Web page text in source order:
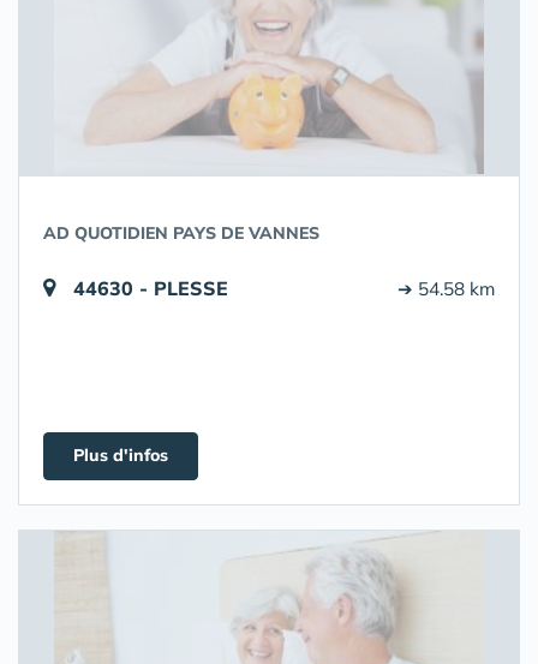
AD QUOTIDIEN PAYS DE VANNES
44630 - PLESSE ➔ 54.58 km
Plus d'infos